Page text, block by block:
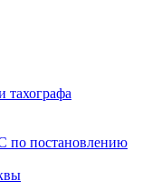
тахографа
постановлению